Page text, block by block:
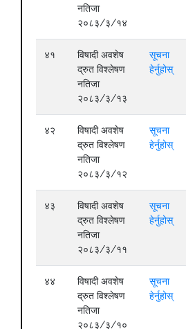
नतिजा
२०८३/३/१४
४१
विषादी अवशेष
द्रुत विश्लेषण
नतिजा
२०८३/३/१३
सूचना
हेर्नुहोस्
४२
विषादी अवशेष
द्रुत विश्लेषण
नतिजा
२०८३/३/१२
सूचना
हेर्नुहोस्
४३
विषादी अवशेष
द्रुत विश्लेषण
नतिजा
२०८३/३/११
सूचना
हेर्नुहोस्
४४
विषादी अवशेष
द्रुत विश्लेषण
नतिजा
२०८३/३/१०
सूचना
हेर्नुहोस्